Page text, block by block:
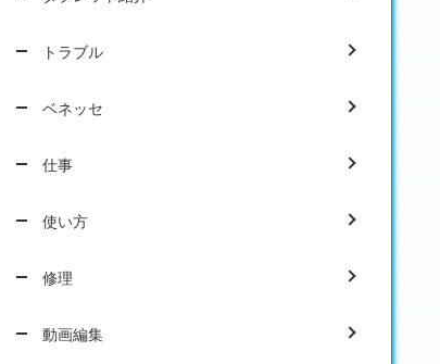
トラブル
ベネッセ
仕事
使い方
修理
動画編集